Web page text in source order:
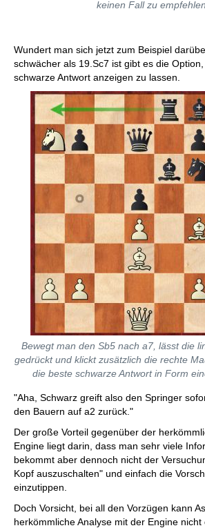
keinen Fall zu
Wundert man sich jetzt zum Beispiel
schwächer als 19.Sc7 ist gibt es die
schwarze Antwort anzeigen zu lassen.
Bewegt man den Sb5 nach a7, lässt die
gedrückt und klickt zusätzlich die rechte
die beste schwarze Antwort in Form
"Aha, Schwarz greift also den Springer
den Bauern auf a2 zurück."
Der große Vorteil gegenüber der
Engine liegt darin, dass man sehr viele
bekommt aber dennoch nicht der
Kopf auszuschalten" und einfach die
einzutippen.
Doch Vorsicht, bei all den Vorzügen kann
herkömmliche Analyse mit der Engine nicht